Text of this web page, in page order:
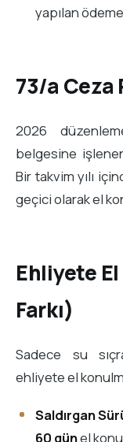
yapılan
73/a Ceza
2026
belgesine
Bir takvim yılı
geçici olarak el
Ehliyete
Farkı)
Sadece su
ehliyete el
Saldırgan
60 günel